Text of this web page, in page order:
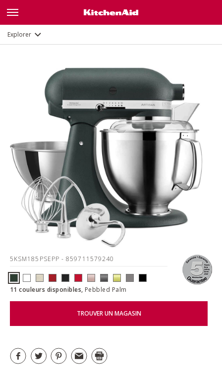
ExplorerDescription
5KSM185PSEPP- 859711579240
11 couleurs disponibles, Pebbled Palm
TROUVER UN MAGASIN